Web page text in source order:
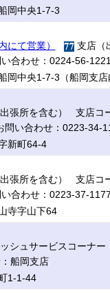
岡中央1-7-3
にて営業）
支店（
合わせ：0224-56-
岡中央1-7-3（船岡支店
張所を含む） 支店コ
問い合わせ：0223-34-
新町64-4
張所を含む） 支店コ
合わせ：0223-37-
寺字山下64
シュサービスコーナー
船岡支店
1-1-44